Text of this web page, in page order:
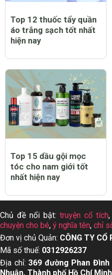
Top 12 thuốc tẩy quần
áo trắng sạch tốt nhất
hiện nay
Top 15 dầu gội mọc
tóc cho nam giới tốt
nhất hiện nay
Chủ đề nổi bật:truyện cổ tích,
chuyện cho bé, ý nghĩa tên, chỉ
Đơn vị chủ Quản: CÔNG TY CỔ
Mã số thuế: 0312926237
Địa chỉ:369 đường Phan Đình
Nhuận, Thành phố Hồ Chí Minh